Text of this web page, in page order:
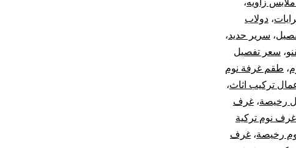
زاويه،
، دولاب
، سرير حديد،
، سعر تفصيل
، طقم غرفة نوم
تركيب اثاث،
رخيصة، غرف
غرف نوم تركية
رخيصة، غرف